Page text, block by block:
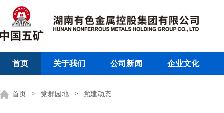
首页 关于我们 公司新闻 企业文化
首页 > 党群园地 > 党建动态